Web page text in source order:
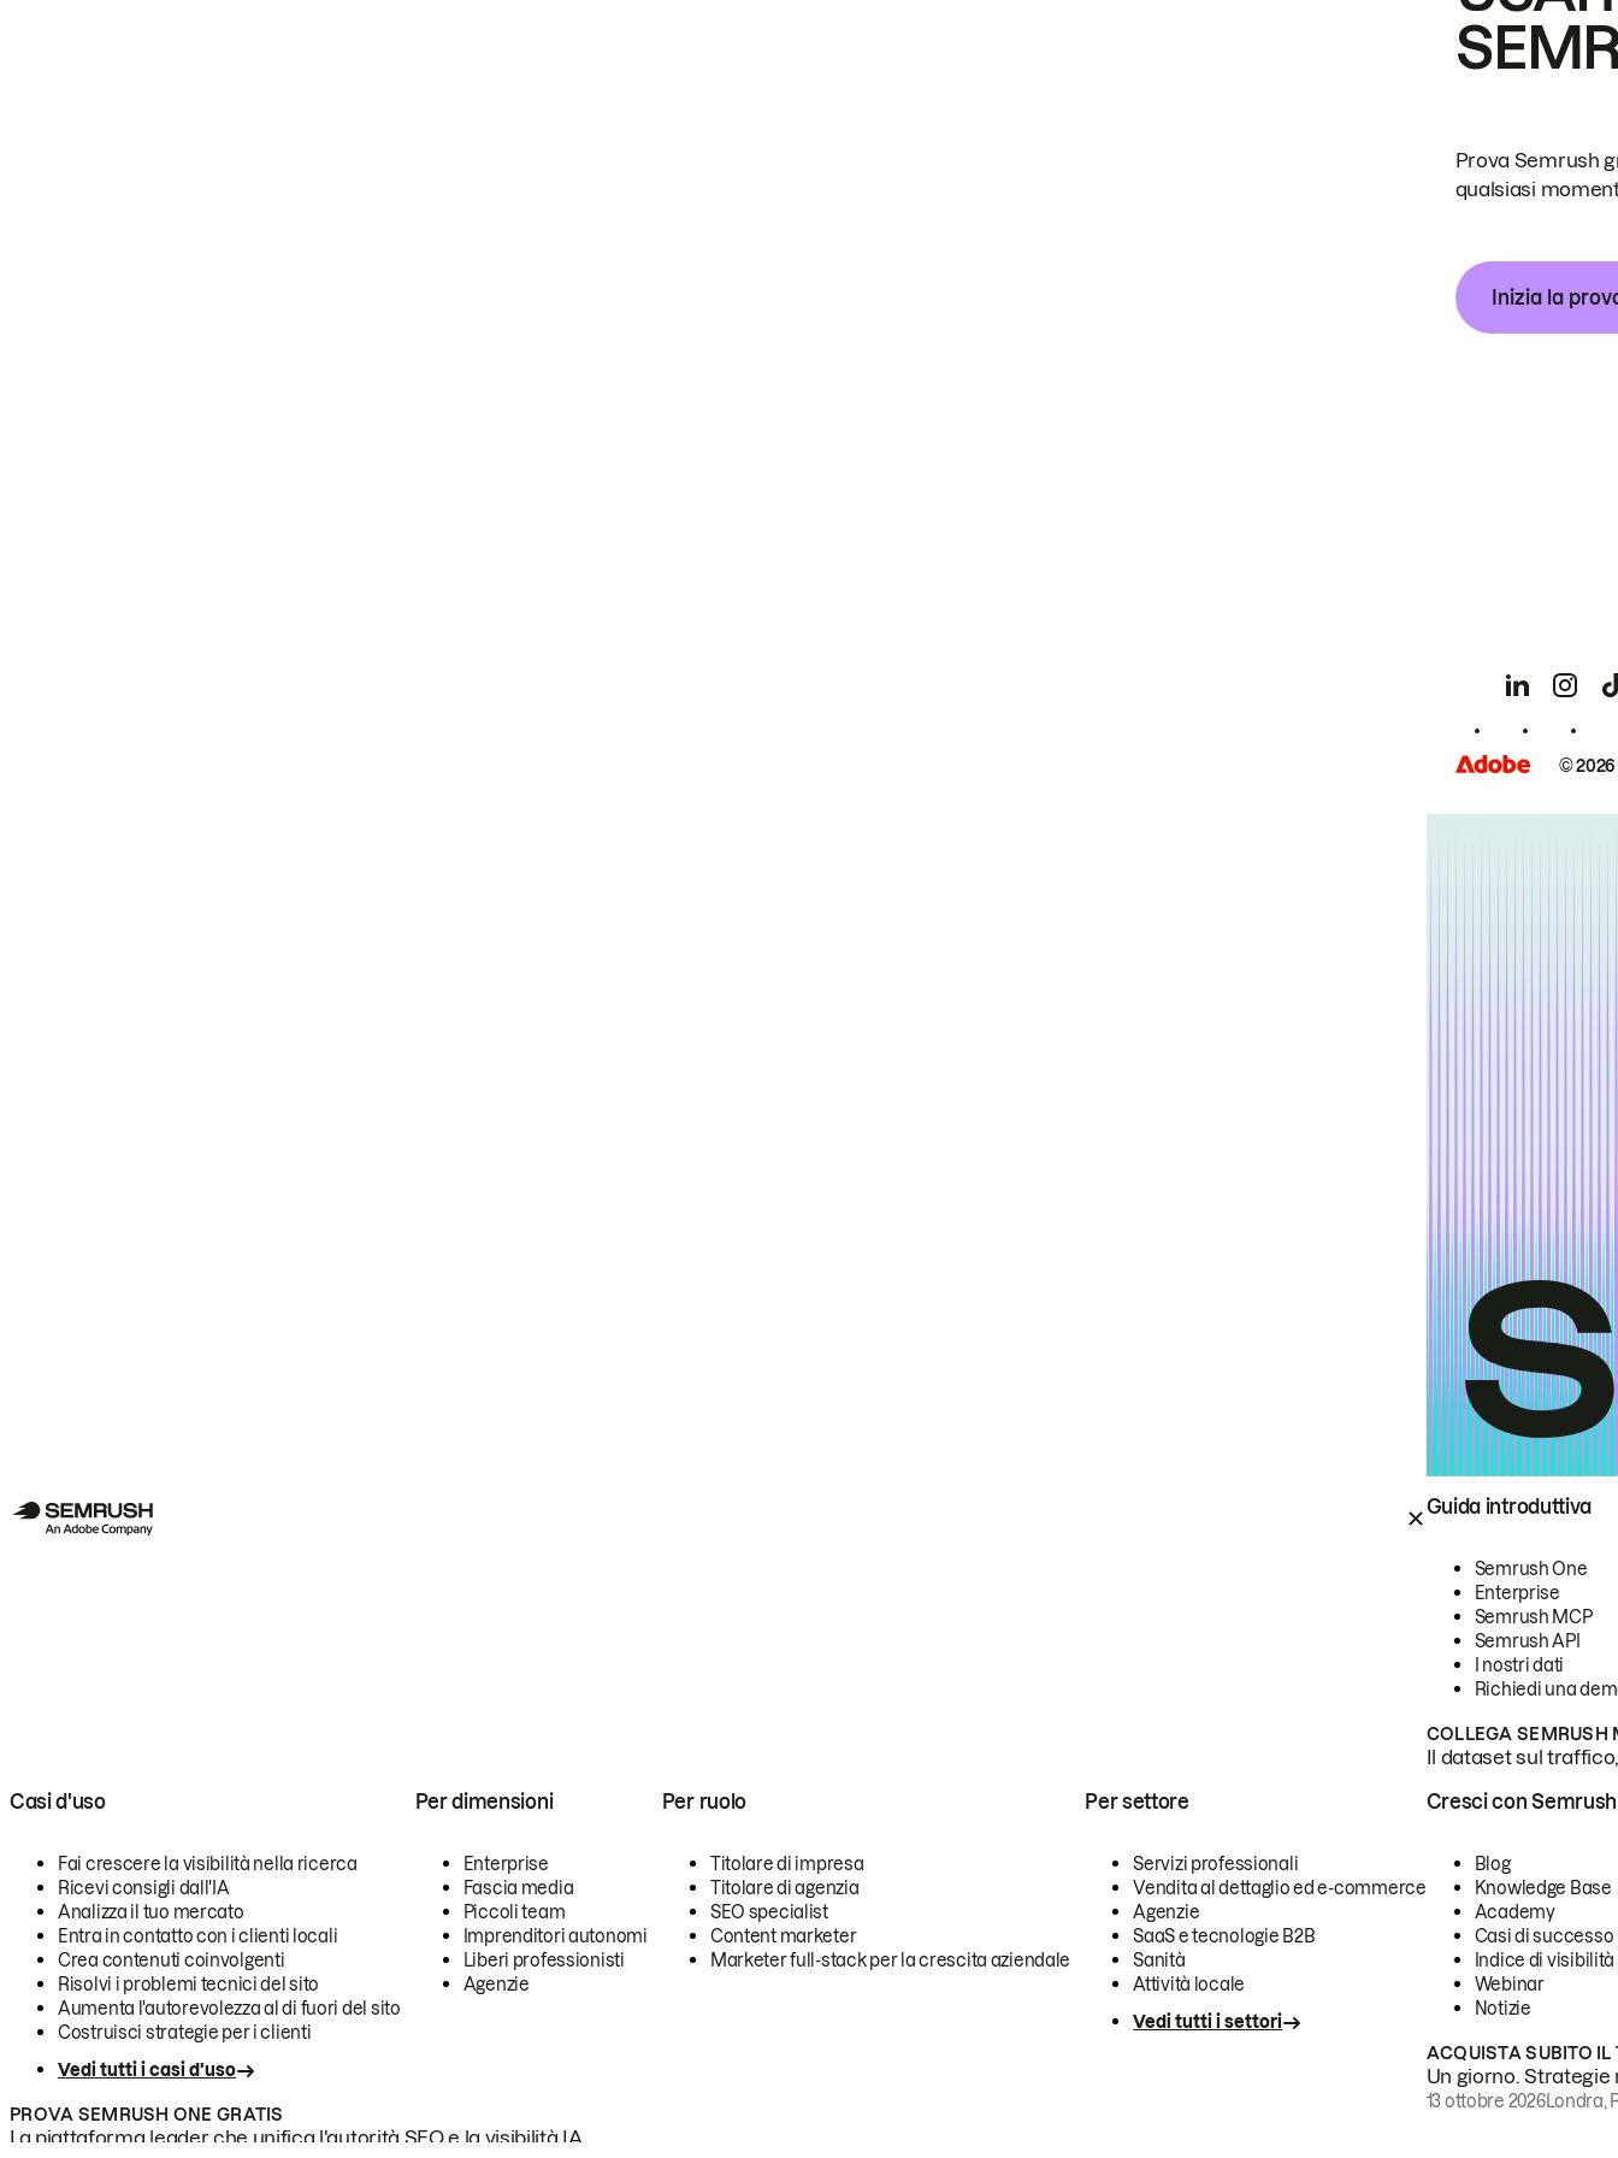
Guida introduttiva
Semrush One
Enterprise
Semrush MCP
Semrush API
I nostri dati
Richiedi una
COLLEGA SEMRUSH
Il dataset sul
Casi d'uso
Fai crescere la visibilità nella ricerca
Ricevi consigli dall'IA
Analizza il tuo mercato
Entra in contatto con i clienti locali
Crea contenuti coinvolgenti
Risolvi i problemi tecnici del sito
Aumenta l'autorevolezza al di fuori del sito
Costruisci strategie per i clienti
Vedi tutti i casi d'uso
Per dimensioni
Enterprise
Fascia media
Piccoli team
Imprenditori autonomi
Liberi professionisti
Agenzie
Per ruolo
Titolare di impresa
Titolare di agenzia
SEO specialist
Content marketer
Marketer full-stack per la crescita aziendale
Per settore
Servizi professionali
Vendita al dettaglio ed e-commerce
Agenzie
SaaS e tecnologie B2B
Sanità
Attività locale
Vedi tutti i settori
PROVA SEMRUSH ONE GRATIS
La piattaforma leader che unifica l'autorità SEO e la visibilità IA.
Cresci con Semrush
Blog
Knowledge Base
Academy
Casi di successo
Indice di visibilità
Webinar
Notizie
ACQUISTA SUBITO IL
Un giorno.
13 ottobre 2026Londra,
Prova Semrush
qualsiasi
Inizia la
©